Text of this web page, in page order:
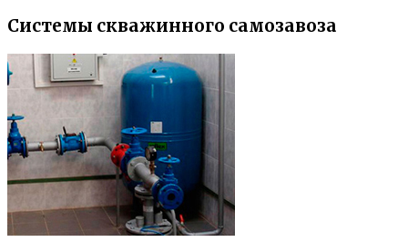
Системы скважинного самозавоза